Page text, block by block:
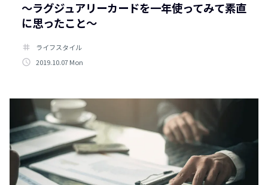
〜ラグジュアリーカードを一年使ってみて素直
に思ったこと〜
tag
ライフスタイル
access_time 2019.10.07 Mon